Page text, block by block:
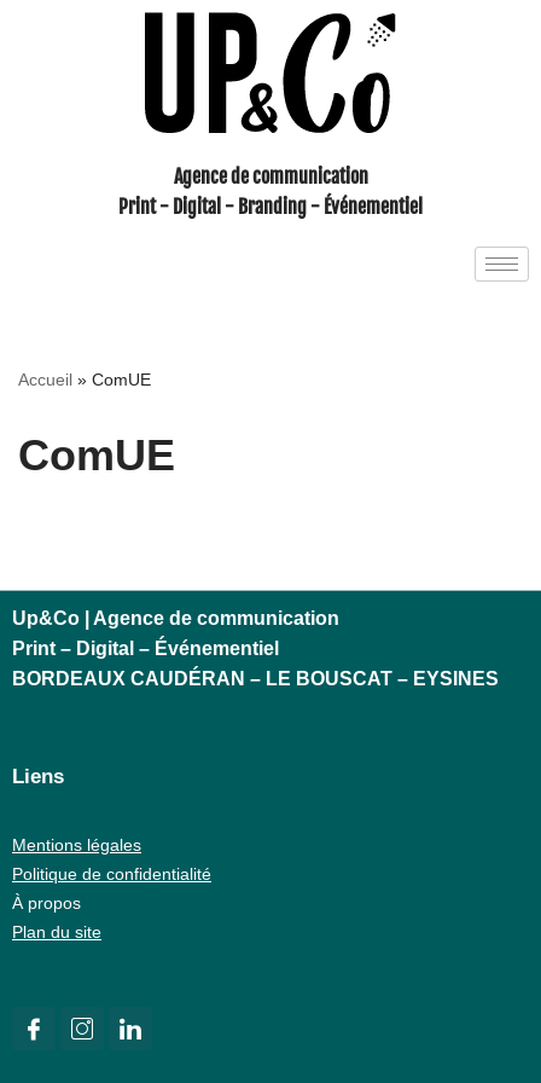
Agence de communication
Print - Digital - Branding - Événementiel
Accueil » ComUE
ComUE
Up&Co | Agence de communication
Print – Digital – Événementiel
BORDEAUX CAUDÉRAN – LE BOUSCAT – EYSINES
Liens
Mentions légales
Politique de confidentialité
À propos
Plan du site